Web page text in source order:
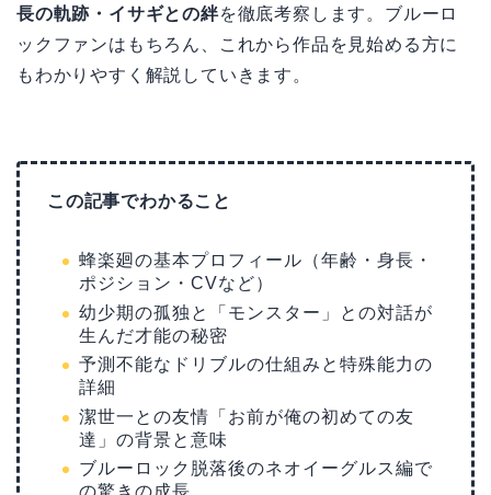
長の軌跡・イサギとの絆を徹底考察します。ブルーロ
ックファンはもちろん、これから作品を見始める方に
もわかりやすく解説していきます。
この記事でわかること
蜂楽廻の基本プロフィール（年齢・身長・
ポジション・CVなど）
幼少期の孤独と「モンスター」との対話が
生んだ才能の秘密
予測不能なドリブルの仕組みと特殊能力の
詳細
潔世一との友情「お前が俺の初めての友
達」の背景と意味
ブルーロック脱落後のネオイーグルス編で